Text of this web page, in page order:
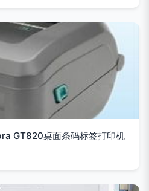
GT820桌面条码标签打印机